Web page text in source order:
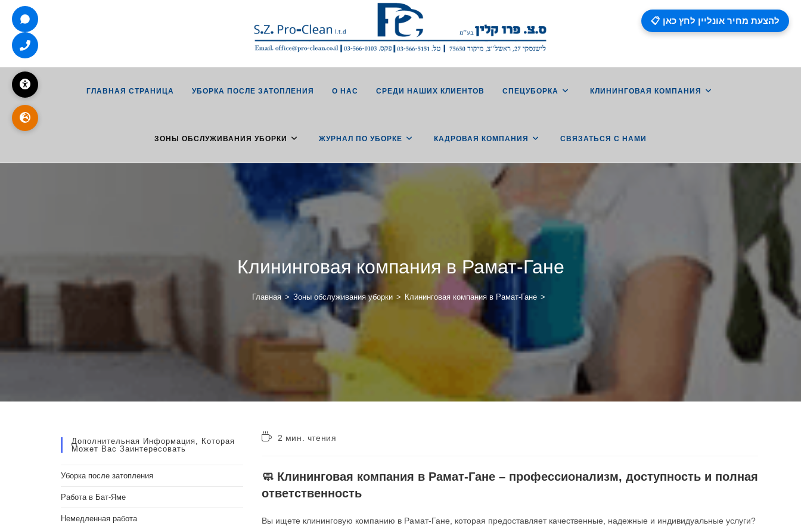
ГЛАВНАЯ СТРАНИЦА УБОРКА ПОСЛЕ ЗАТОПЛЕНИЯ О НАС СРЕДИ НАШИХ КЛИЕНТОВ СПЕЦУБОРКА КЛИНИНГОВАЯ КОМПАНИЯ
ЗОНЫ ОБСЛУЖИВАНИЯ УБОРКИ ЖУРНАЛ ПО УБОРКЕ КАДРОВАЯ КОМПАНИЯ СВЯЗАТЬСЯ С НАМИ
Клининговая компания в Рамат-Гане
Главная > Зоны обслуживания уборки > Клининговая компания в Рамат-Гане >
2 мин. чтения
🧼 Клининговая компания в Рамат-Гане – профессионализм, доступность и полная
ответственность
Вы ищете клининговую компанию в Рамат-Гане, которая предоставляет качественные, надежные и индивидуальные услуги?
Дополнительная Информация, Которая
Может Вас Заинтересовать
Уборка после затопления
Работа в Бат-Яме
Немедленная работа
📋 להצעת מחיר אונליין לחץ כאן